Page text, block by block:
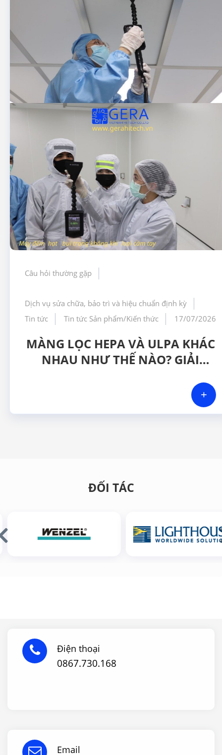
Câu hỏi thường gặp
Dịch vụ sửa chữa, bảo trì và hiệu chuẩn định kỳ
Tin tức
Tin tức Sản phẩm/Kiến thức 17/07/2026
MÀNG LỌC HEPA VÀ ULPA KHÁC
NHAU NHƯ THẾ NÀO? GIẢI
+
ĐỐI TÁC
Điện thoại
0867.730.168
Email